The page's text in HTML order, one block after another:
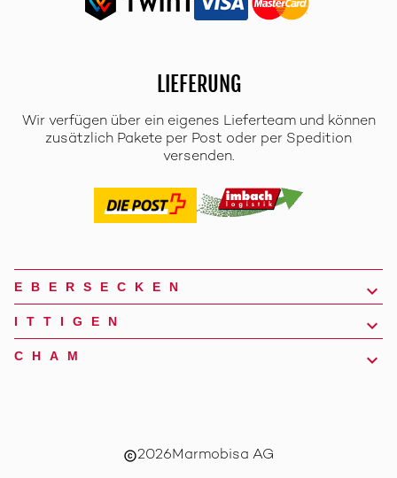
LIEFERUNG
Wir verfügen über ein eigenes Lieferteam und können
zusätzlich Pakete per Post oder per Spedition
versenden.
EBERSECKEN
ITTIGEN
CHAM
copyright2026Marmobisa AG